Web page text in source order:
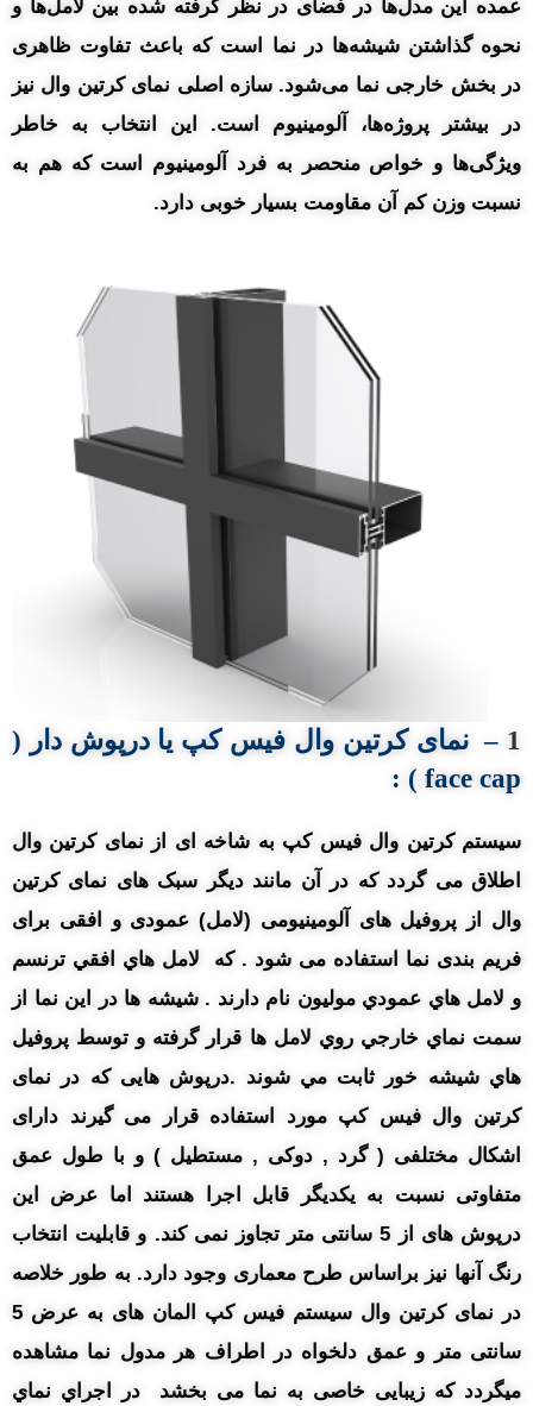
عمده این مدل‌ها در فضای در نظر گرفته شده بین لامل‌ها و
نحوه گذاشتن شیشه‌ها در نما است که باعث تفاوت ظاهری
در بخش خارجی نما می‌شود. سازه اصلی نمای کرتین وال نیز
در بیشتر پروژه‌ها، آلومینیوم است. این انتخاب به خاطر
ویژگی‌ها و خواص منحصر به فرد آلومینیوم است که هم به
نسبت وزن کم آن مقاومت بسیار خوبی دارد.
1
–نمای کرتین وال فیس کپ یادرپوش دار (
face cap )
:
سیستم کرتین وال فیس کپ به شاخه ای از نمای کرتین وال
اطلاق می گردد که در آن مانند دیگر سبک های نمای کرتین
وال از پروفیل های آلومینیومی (لامل) عمودی و افقی برای
فریم بندی نما استفاده می شود . که لامل هاي افقي ترنسم
و لامل هاي عمودي موليون نام دارند . شيشه ها در اين نما از
سمت نماي خارجي روي لامل ها قرار گرفته و توسط پروفيل
هاي شيشه خور ثابت مي شوند .درپوش هایی که در نمای
کرتین وال فیس کپ مورد استفاده قرار می گیرند دارای
اشکال مختلفی ( گرد , دوکی , مستطیل ) و با طول عمق
متفاوتی نسبت به یکدیگر قابل اجرا هستند اما عرض این
درپوش های از 5 سانتی متر تجاوز نمی کند. و قابلیت انتخاب
رنگ آنها نیز براساس طرح معماری وجود دارد. به طور خلاصه
در نمای کرتین وال سیستم فیس کپ المان های به عرض 5
سانتی متر و عمق دلخواه در اطراف هر مدول نما مشاهده
میگردد که زیبایی خاصی به نما می بخشد در اجراي نماي